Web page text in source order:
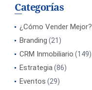
Categorías
¿Cómo Vender Mejor?
Branding (21)
CRM Inmobiliario (149)
Estrategia(86)
Eventos (29)